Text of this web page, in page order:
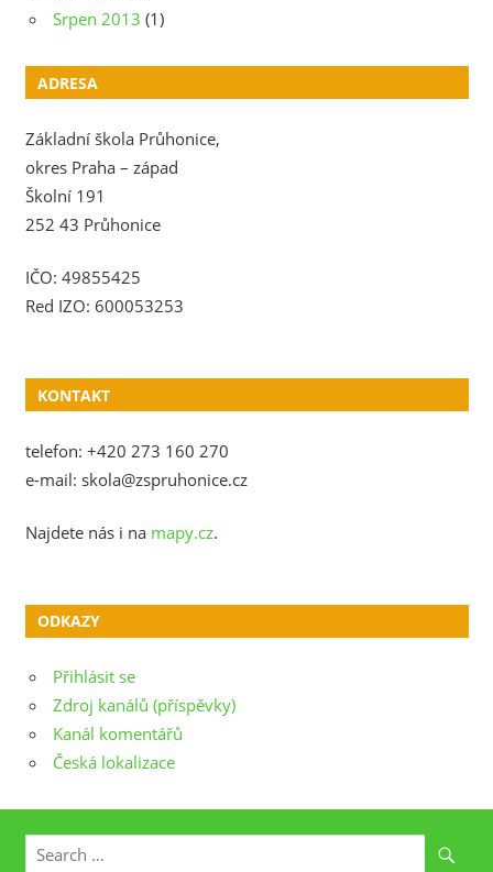
Srpen 2013 (1)
ADRESA
Základní škola Průhonice,
okres Praha – západ
Školní 191
252 43 Průhonice
IČO: 49855425
Red IZO: 600053253
KONTAKT
telefon: +420 273 160 270
e-mail: skola@zspruhonice.cz
Najdete nás i na mapy.cz.
ODKAZY
Přihlásit se
Zdroj kanálů (příspěvky)
Kanál komentářů
Česká lokalizace